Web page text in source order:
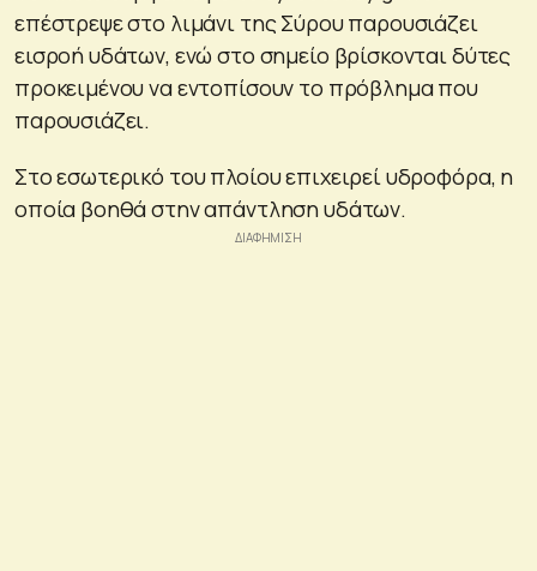
επέστρεψε στο λιμάνι της Σύρου παρουσιάζει
εισροή υδάτων, ενώ στο σημείο βρίσκονται δύτες
προκειμένου να εντοπίσουν το πρόβλημα που
παρουσιάζει.
Στο εσωτερικό του πλοίου επιχειρεί υδροφόρα, η
οποία βοηθά στην απάντληση υδάτων.